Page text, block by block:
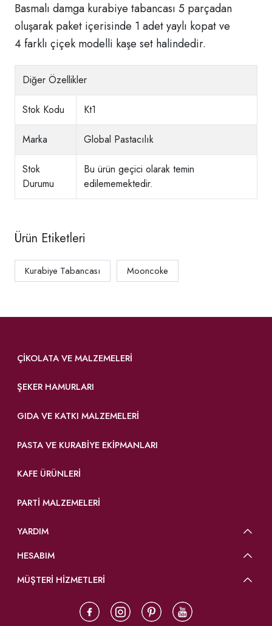
Basmalı damga kurabiye tabancası 5 parçadan
oluşarak paket içerisinde 1 adet yaylı kopat ve
4 farklı çiçek modelli kaşe set halindedir.
Diğer Özellikler
Stok Kodu Kt1
Marka Global Pastacılık
Stok
Durumu
Bu ürün geçici olarak temin
edilememektedir.
Ürün Etiketleri
Kurabiye Tabancası Mooncoke
ÇIKOLATA VE MALZEMELERI
ŞEKER HAMURLARI
GIDA VE KATKI MALZEMELERI
PASTA VE KURABIYE EKIPMANLARI
KAFE ÜRÜNLERI
PARTI MALZEMELERI
YARDIM
HESABIM
MÜŞTERİ HİZMETLERİ